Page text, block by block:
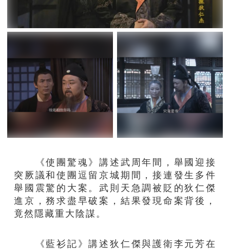
《使團驚魂》講述武周年間，舉國迎接
突厥議和使團逗留京城期間，接連發生多件
舉國震驚的大案。武則天急調被貶的狄仁傑
進京，務求盡早破案，結果發現命案背後，
竟然隱藏重大陰謀。
《藍衫記》講述狄仁傑與護衛李元芳在